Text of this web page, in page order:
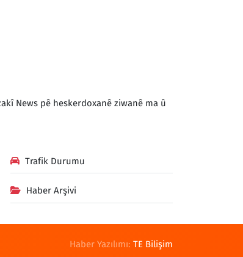
News pê heskerdoxanê ziwanê ma û
Trafik Durumu
Haber Arşivi
Haber Yazılımı:TE Bilişim